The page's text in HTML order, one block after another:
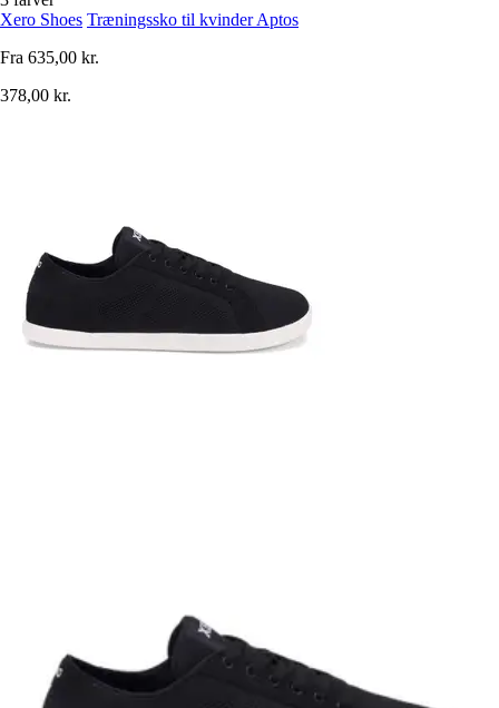
Xero Shoes Træningssko til kvinder Aptos
Fra 635,00 kr.
378,00 kr.